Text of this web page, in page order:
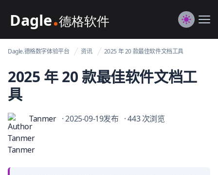
Dagle@数字体验管理
Switch
Dagle.德格数字体验平台 资讯 2025 年 20 款最佳软件文档工具
2025 年 20 款最佳软件文档工
具
Tanmer · 2025-09-19发布 · 443 次浏览